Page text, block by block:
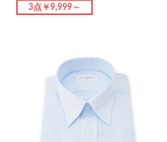
3点￥9,999～